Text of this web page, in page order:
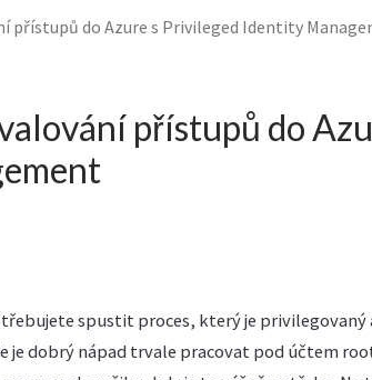
přístupů do Azure s Privileged Identity
přístupů do
spustit proces, který je privilegovaný
je dobrý nápad trvale pracovat pod účtem